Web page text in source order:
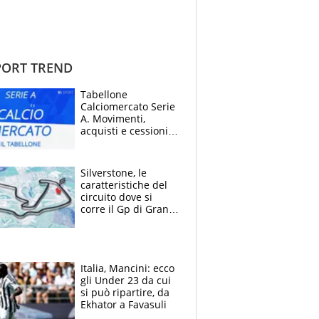
TREND
Tabellone
Calciomercato Serie
A. Movimenti,
acquisti e cessioni:
Silverstone, le
caratteristiche del
circuito dove si
corre il Gp di Gran
Italia, Mancini: ecco
gli Under 23 da cui
si può ripartire, da
Ekhator a Favasuli